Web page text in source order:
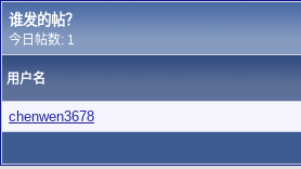
谁发的帖？
今日帖数: 1
用户名
chenwen3678